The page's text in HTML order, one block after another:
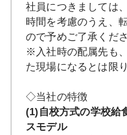
社員につきましては
時間を考慮のうえ、
ので予めご了承くださ
※入社時の配属先も
た現場になるとは限
◇当社の特徴
(1)自校方式の学校給
スモデル